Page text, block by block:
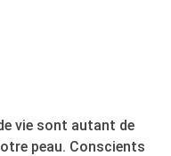
vie sont autant de
peau. Conscients